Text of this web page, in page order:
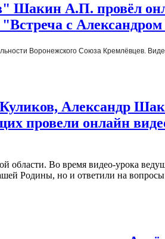
Шакин А.П. провёл
"Встреча с
Воронежского Союза Кремлёвцев.
Александр
провели онлайн
Во время видео-урока
Родины, но и ответили на